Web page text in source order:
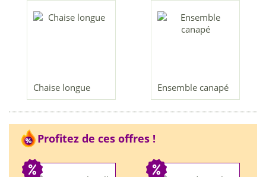
Chaise longue Ensemble canapé
Profitez de ces offres !